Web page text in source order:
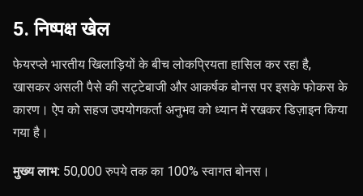
5. निष्पक्ष खेल
फेयरप्ले भारतीय खिलाड़ियों के बीच लोकप्रियता हासिल कर रहा है,
खासकर असली पैसे की सट्टेबाजी और आकर्षक बोनस पर इसके फोकस के
कारण। ऐप को सहज उपयोगकर्ता अनुभव को ध्यान में रखकर डिज़ाइन किया
गया है।
मुख्य लाभ: 50,000 रुपये तक का 100% स्वागत बोनस।